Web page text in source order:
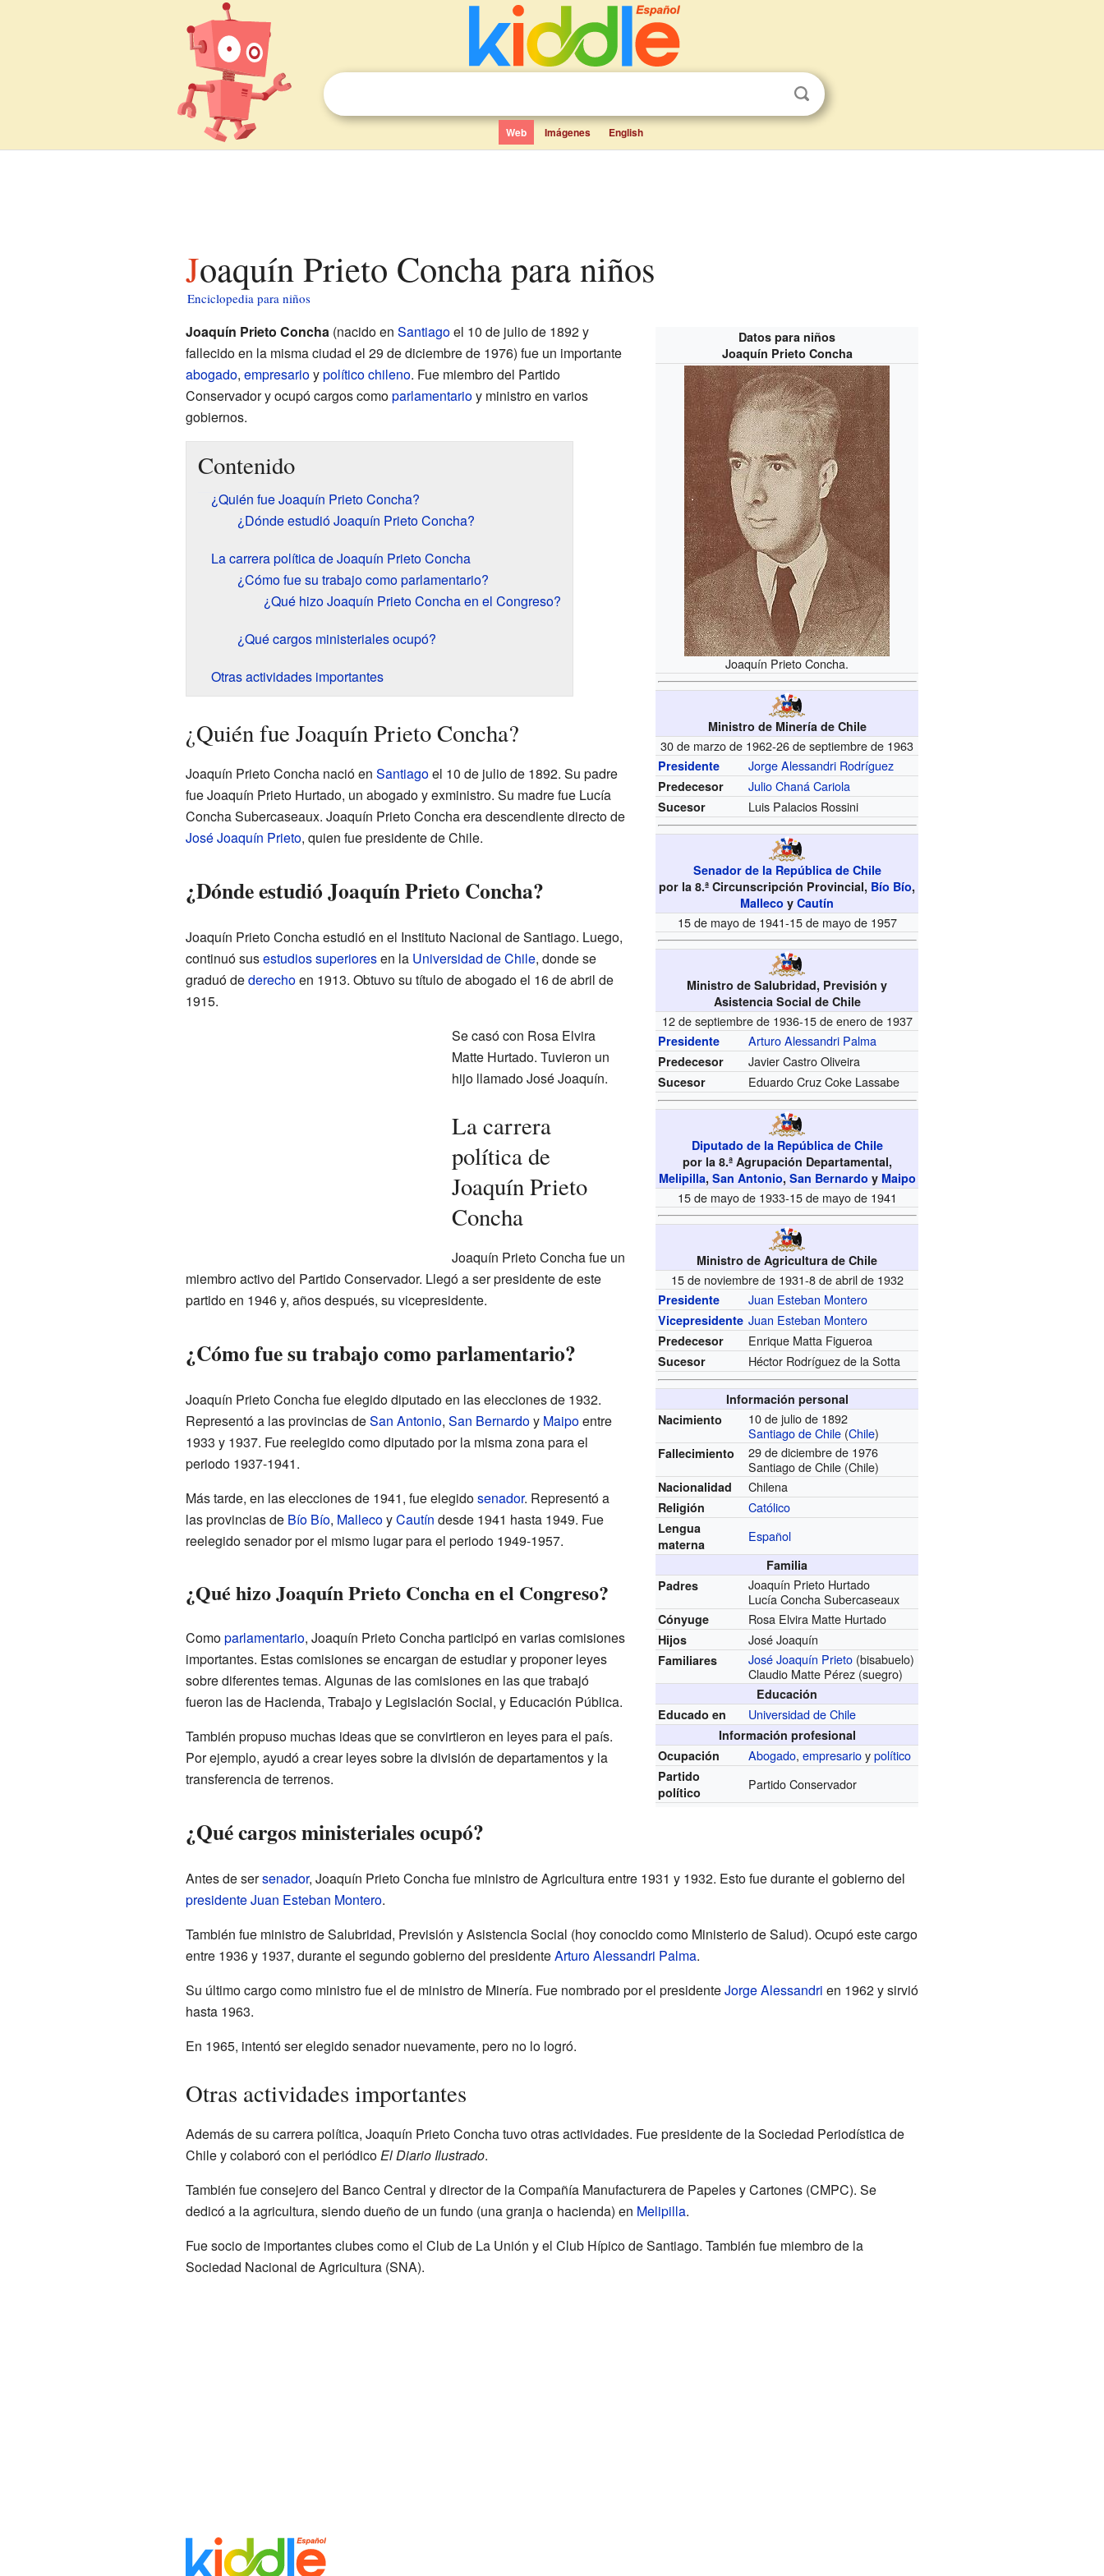
Web Imágenes English
Joaquín Prieto Concha para niños
Enciclopedia para niños
Datos para niños
Joaquín Prieto Concha
Joaquín Prieto Concha.
Ministro de Minería de Chile
30 de marzo de 1962-26 de septiembre de 1963
Presidente Jorge Alessandri Rodríguez
Predecesor Julio Chaná Cariola
Sucesor Luis Palacios Rossini
Senador de la República de Chile
por la 8.ª Circunscripción Provincial, Bío Bío,
Malleco yCautín
15 de mayo de 1941-15 de mayo de 1957
Ministro de Salubridad, Previsión y
Asistencia Social de Chile
12 de septiembre de 1936-15 de enero de 1937
Presidente Arturo Alessandri Palma
Predecesor Javier Castro Oliveira
Sucesor Eduardo Cruz Coke Lassabe
Diputado de la República de Chile
por la 8.ª Agrupación Departamental,
Melipilla, San Antonio, San Bernardo y Maipo
15 de mayo de 1933-15 de mayo de 1941
Ministro de Agricultura de Chile
15 de noviembre de 1931-8 de abril de 1932
Presidente Juan Esteban Montero
Vicepresidente Juan Esteban Montero
Predecesor Enrique Matta Figueroa
Sucesor Héctor Rodríguez de la Sotta
Información personal
Nacimiento
10 de julio de 1892
Santiago de Chile (Chile)
Fallecimiento
29 de diciembre de 1976
Santiago de Chile (Chile)
Nacionalidad Chilena
Religión Católico
Lengua
materna
Español
Familia
Padres
Joaquín Prieto Hurtado
Lucía Concha Subercaseaux
Cónyuge Rosa Elvira Matte Hurtado
Hijos José Joaquín
Familiares José Joaquín Prieto (bisabuelo)
Claudio Matte Pérez (suegro)
Educación
Educado en
Universidad de Chile
Información profesional
Ocupación
Abogado,empresarioypolítico
Partido
político
Partido Conservador
Joaquín Prieto Concha(nacido en Santiagoel 10 de julio de 1892 y
fallecido en la misma ciudad el 29 de diciembre de 1976) fue un importante
abogado, empresarioypolíticochileno. Fue miembro del Partido
Conservador y ocupó cargos comoparlamentarioy ministro en varios
gobiernos.
Contenido
¿Quién fue Joaquín Prieto Concha?
¿Dónde estudió Joaquín Prieto Concha?
La carrera política de Joaquín Prieto Concha
¿Cómo fue su trabajo como parlamentario?
¿Qué hizo Joaquín Prieto Concha en el Congreso?
¿Qué cargos ministeriales ocupó?
Otras actividades importantes
¿Quién fue Joaquín Prieto Concha?
Joaquín Prieto Concha nació en Santiagoel 10 de julio de 1892. Su padre
fue Joaquín Prieto Hurtado, un abogado y exministro. Su madre fue Lucía
Concha Subercaseaux. Joaquín Prieto Concha era descendiente directo de
José Joaquín Prieto, quien fue presidente de Chile.
¿Dónde estudió Joaquín Prieto Concha?
Joaquín Prieto Concha estudió en el Instituto Nacional de Santiago. Luego,
continuó susestudios superioresen la Universidad de Chile, donde se
graduó dederechoen 1913. Obtuvo su título de abogado el 16 de abril de
1915.
Se casó con Rosa Elvira
Matte Hurtado. Tuvieron un
hijo llamado José Joaquín.
La carrera
política de
Joaquín Prieto
Concha
Joaquín Prieto Concha fue un
miembro activo del Partido Conservador. Llegó a ser presidente de este
partido en 1946 y, años después, su vicepresidente.
¿Cómo fue su trabajo como parlamentario?
Joaquín Prieto Concha fue elegido diputado en las elecciones de 1932.
Representó a las provincias deSan Antonio, San Bernardoy Maipoentre
1933 y 1937. Fue reelegido como diputado por la misma zona para el
periodo 1937-1941.
Más tarde, en las elecciones de 1941, fue elegidosenador. Representó a
las provincias de Bío Bío, MallecoyCautín desde 1941 hasta 1949. Fue
reelegido senador por el mismo lugar para el periodo 1949-1957.
¿Qué hizo Joaquín Prieto Concha en el Congreso?
Comoparlamentario, Joaquín Prieto Concha participó en varias comisiones
importantes. Estas comisiones se encargan de estudiar y proponer leyes
sobre diferentes temas. Algunas de las comisiones en las que trabajó
fueron las de Hacienda, Trabajo y Legislación Social, y Educación Pública.
También propuso muchas ideas que se convirtieron en leyes para el país.
Por ejemplo, ayudó a crear leyes sobre la división de departamentos y la
transferencia de terrenos.
¿Qué cargos ministeriales ocupó?
Antes de sersenador, Joaquín Prieto Concha fue ministro de Agricultura entre 1931 y 1932. Esto fue durante el gobierno del
presidenteJuan Esteban Montero.
También fue ministro de Salubridad, Previsión y Asistencia Social (hoy conocido como Ministerio de Salud). Ocupó este cargo
entre 1936 y 1937, durante el segundo gobierno del presidenteArturo Alessandri Palma.
Su último cargo como ministro fue el de ministro de Minería. Fue nombrado por el presidenteJorge Alessandri en 1962 y sirvió
hasta 1963.
En 1965, intentó ser elegido senador nuevamente, pero no lo logró.
Otras actividades importantes
Además de su carrera política, Joaquín Prieto Concha tuvo otras actividades. Fue presidente de la Sociedad Periodística de
Chile y colaboró con el periódicoEl Diario Ilustrado.
También fue consejero del Banco Central y director de la Compañía Manufacturera de Papeles y Cartones (CMPC). Se
dedicó a la agricultura, siendo dueño de un fundo (una granja o hacienda) en Melipilla.
Fue socio de importantes clubes como el Club de La Unión y el Club Hípico de Santiago. También fue miembro de la
Sociedad Nacional de Agricultura (SNA).